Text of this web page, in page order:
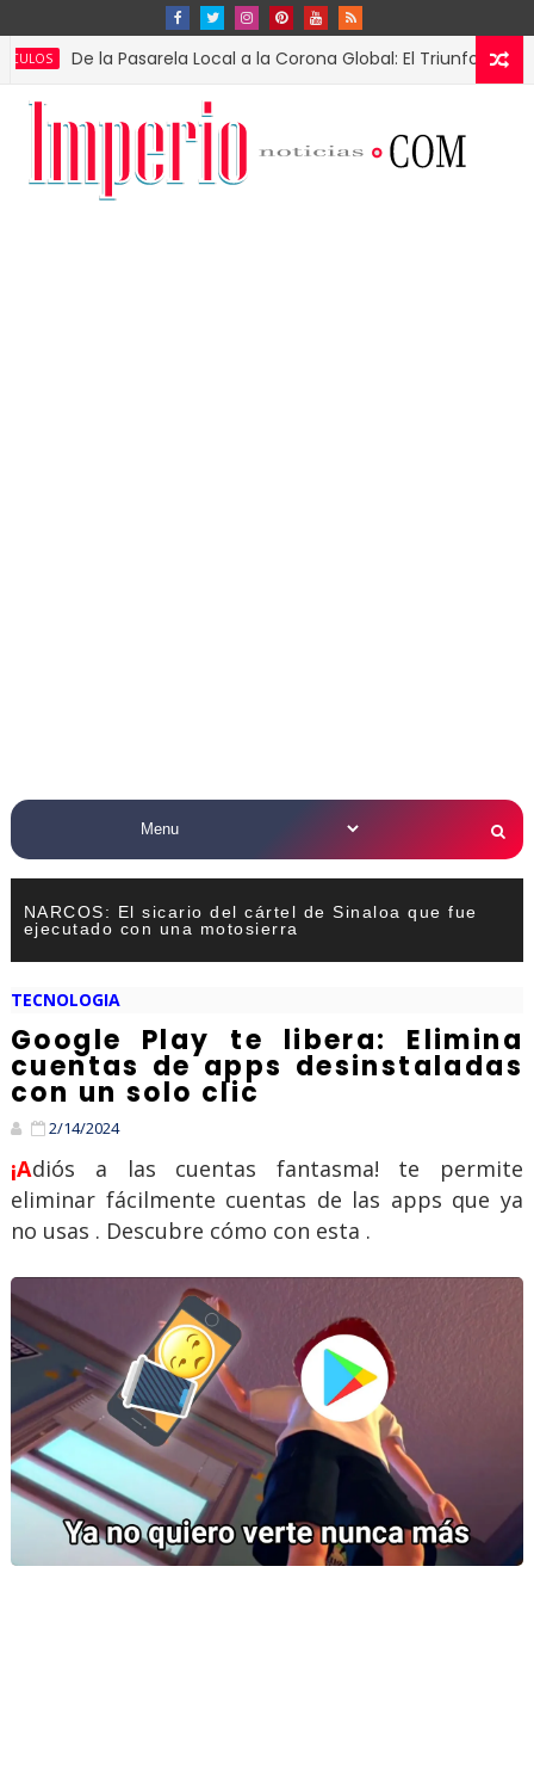
la Pasarela Local a la Corona Global: El Triunfo de Fátima
NARCOS: El sicario del cártel de Sinaloa que fue
ejecutado con una motosierra
TECNOLOGIA
Google Play te libera: Elimina
cuentas de apps desinstaladas
con un solo clic
2/14/2024
¡Adiós a las cuentas fantasma! te permite
eliminar fácilmente cuentas de las apps que ya
no usas . Descubre cómo con esta .